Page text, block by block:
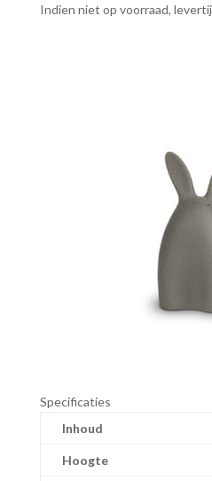
Indien niet op voorraad,
Specificaties
Inhoud
Hoogte